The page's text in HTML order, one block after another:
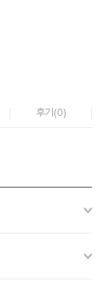
후기(0)